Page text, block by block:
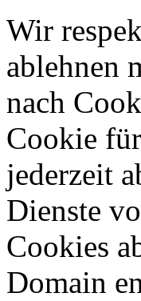
Wir
ablehnen
nach
Cookie
jederzeit
Dienste
Cookies
Domain